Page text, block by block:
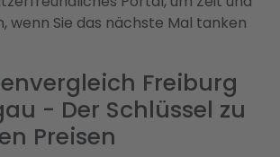
wenn Sie das nächste Mal tanken
Freiburg
- Der Schlüssel zu
Preisen